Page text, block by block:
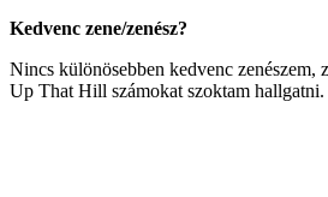
Kedvenc zene/zenész?
Nincs különösebben kedvenc
Up That Hill számokat szoktam hallgatni.